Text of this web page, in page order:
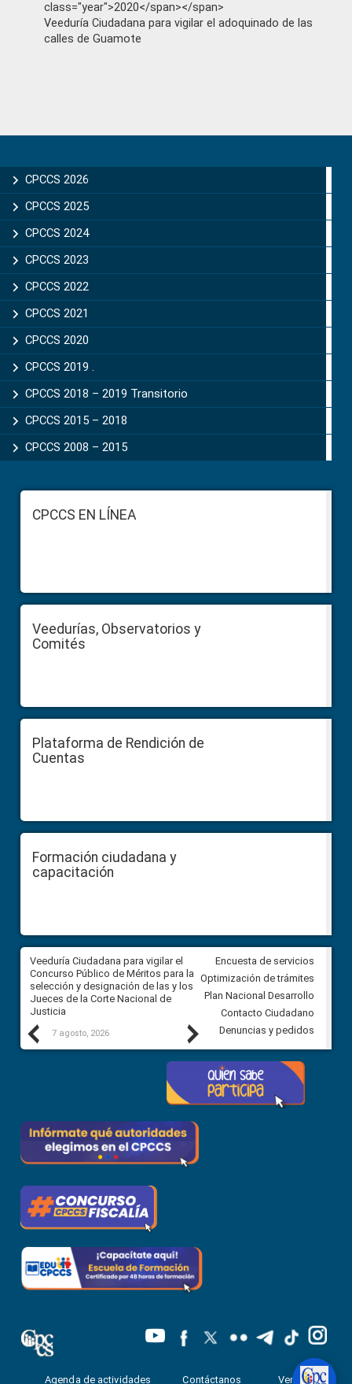
class="year">2020</span></span>
Veeduría Ciudadana para vigilar el adoquinado de las
calles de Guamote
Sidebar
CPCCS 2026
CPCCS 2025
CPCCS 2024
CPCCS 2023
CPCCS 2022
CPCCS 2021
CPCCS 2020
CPCCS 2019 .
CPCCS 2018 – 2019 Transitorio
CPCCS 2015 – 2018
CPCCS 2008 – 2015
FooterCPCCS EN LÍNEA
Veedurías, Observatorios y
Comités
Plataforma de Rendición de
Cuentas
Formación ciudadana y
capacitación
Previous
Veeduría Ciudadana para vigilar el
Concurso Público de Méritos para la
selección y designación de las y los
Jueces de la Corte Nacional de
Justicia
7 agosto, 2026
Veeduría para realizar el
seguimiento de la gestión
Autónomo Descentralizado
parroquial rural de Calacalí
6 agosto, 2026
Next
Encuesta de servicios
Optimización de trámites
Plan Nacional Desarrollo
Contacto Ciudadano
Denuncias y pedidos
Agenda de actividades Contáctanos Ventanilla